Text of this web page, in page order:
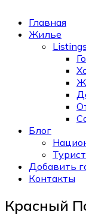
Главная
Жилье
Listings
Блог
Добавить
Контакты
Красный